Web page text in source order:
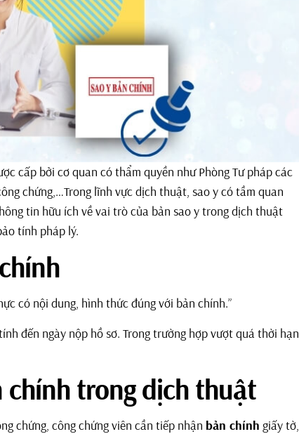
cấp bởi cơ quan có thẩm quyền như Phòng Tư pháp các
chứng,…Trong lĩnh vực dịch thuật, sao y có tầm quan
tin hữu ích về vai trò của bản sao y trong dịch thuật
tính pháp lý.
có nội dung, hình thức đúng với bản chính.”
đến ngày nộp hồ sơ. Trong trường hợp vượt quá thời hạn
chính trong dịch thuật
chứng, công chứng viên cần tiếp nhận bản chính giấy tờ,